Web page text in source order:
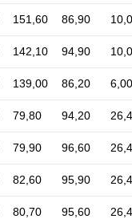
151,60 86,90
142,10 94,90
139,00 86,20 6,00
79,80 94,20
79,90 96,60
82,60 95,90
80,70 95,60